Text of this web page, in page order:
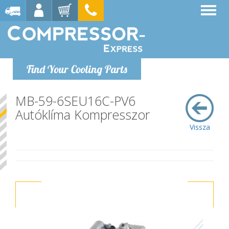
Find Your Cooling Parts
Vissza
MB-59-6SEU16C-PV6
Autóklíma Kompresszor